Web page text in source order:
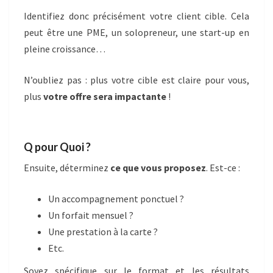
Identifiez donc précisément votre client cible. Cela
peut être une PME, un solopreneur, une start-up en
pleine croissance…
N’oubliez pas : plus votre cible est claire pour vous,
plus votre offre sera impactante !
Q pour Quoi ?
Ensuite, déterminez ce que vous proposez. Est-ce :
Un accompagnement ponctuel ?
Un forfait mensuel ?
Une prestation à la carte ?
Etc.